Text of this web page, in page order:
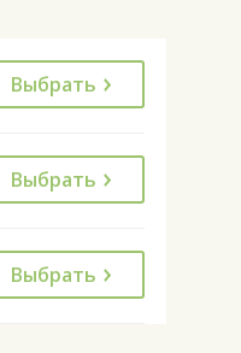
Выбрать
Выбрать
Выбрать